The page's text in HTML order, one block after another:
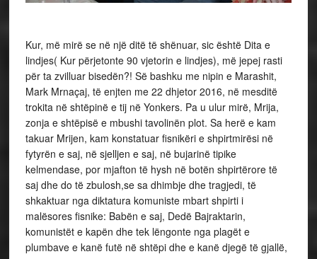
Kur, më mirë se në një ditë të shënuar, sic është Dita e
lindjes( Kur përjetonte 90 vjetorin e lindjes), më jepej rasti
për ta zvilluar bisedën?! Së bashku me nipin e Marashit,
Mark Mrnaçaj, të enjten me 22 dhjetor 2016, në mesditë
trokita në shtëpinë e tij në Yonkers. Pa u ulur mirë, Mrija,
zonja e shtëpisë e mbushi tavolinën plot. Sa herë e kam
takuar Mrijen, kam konstatuar fisnikëri e shpirtmirësi në
fytyrën e saj, në sjelljen e saj, në bujarinë tipike
kelmendase, por mjafton të hysh në botën shpirtërore të
saj dhe do të zbulosh,se sa dhimbje dhe tragjedi, të
shkaktuar nga diktatura komuniste mbart shpirti i
malësores fisnike: Babën e saj, Dedë Bajraktarin,
komunistët e kapën dhe tek lëngonte nga plagët e
plumbave e kanë futë në shtëpi dhe e kanë djegë të gjallë,